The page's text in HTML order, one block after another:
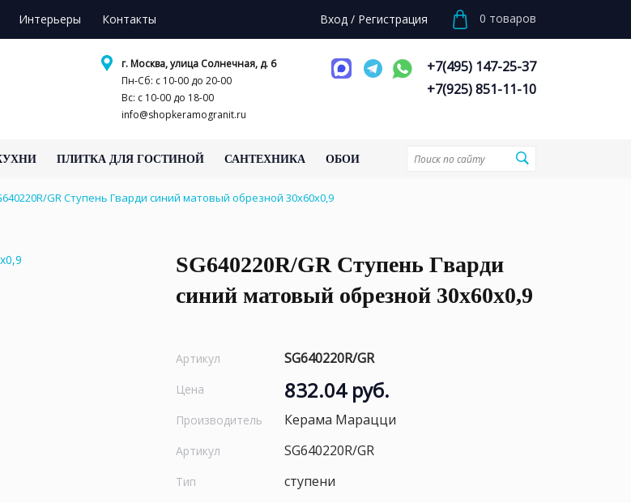
Интерьеры Контакты Вход / Регистрация 0 товаров
г. Москва, улица Солнечная, д. 6
Пн-Сб: с 10-00 до 20-00
Вс: с 10-00 до 18-00
info@shopkeramogranit.ru
+7(495) 147-25-37
+7(925) 851-11-10
ПЛИТКА ДЛЯ ГОСТИНОЙ САНТЕХНИКА ОБОИ
GR Ступень Гварди синий матовый обрезной 30x60x0,9
SG640220R/GR Ступень Гварди
синий матовый обрезной 30x60x0,9
Артикул SG640220R/GR
Цена 832.04 руб.
Производитель Керама Марацци
Артикул SG640220R/GR
Тип ступени